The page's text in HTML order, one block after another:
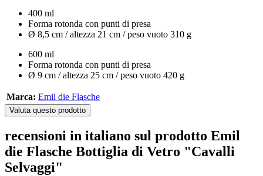
400 ml
Forma rotonda con punti di presa
Ø 8,5 cm / altezza 21 cm / peso vuoto 310 g
600 ml
Forma rotonda con punti di presa
Ø 9 cm / altezza 25 cm / peso vuoto 420 g
Marca: Emil die Flasche
Valuta questo prodotto
recensioni in italiano sul prodotto Emil
die Flasche Bottiglia di Vetro "Cavalli
Selvaggi"